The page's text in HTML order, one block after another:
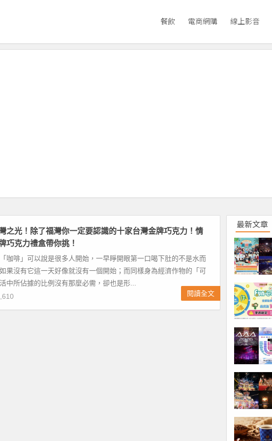
餐飲 電商網購 線上影音
之光！除了福灣你一定要認識的十家台灣金牌巧克力！情
巧克力禮盒帶你挑！
咖啡」可以說是很多人開始，一早睜開眼第一口喝下肚的不是水而
果沒有它這一天好像就沒有一個開始；而同樣身為經濟作物的「可
中所佔據的比例沒有那麼必需，卻也是形...
閱讀全文
最新文章